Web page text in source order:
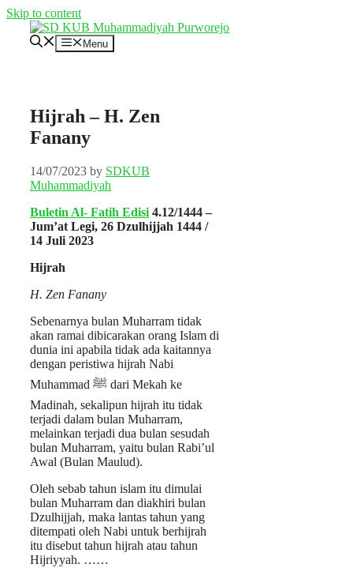
Skip to content
Menu
Hijrah – H. Zen
Fanany
14/07/2023 by SDKUB
Muhammadiyah
Buletin Al- Fatih Edisi 4.12/1444 –
Jum’at Legi, 26 Dzulhijjah 1444 /
14 Juli 2023
Hijrah
H. Zen Fanany
Sebenarnya bulan Muharram tidak
akan ramai dibicarakan orang Islam di
dunia ini apabila tidak ada kaitannya
dengan peristiwa hijrah Nabi
Muhammad ﷺ dari Mekah ke
Madinah, sekalipun hijrah itu tidak
terjadi dalam bulan Muharram,
melainkan terjadi dua bulan sesudah
bulan Muharram, yaitu bulan Rabi’ul
Awal (Bulan Maulud).
Oleh sebab tahun islam itu dimulai
bulan Muharram dan diakhiri bulan
Dzulhijjah, maka lantas tahun yang
ditempati oleh Nabi untuk berhijrah
itu disebut tahun hijrah atau tahun
Hijriyyah. ……